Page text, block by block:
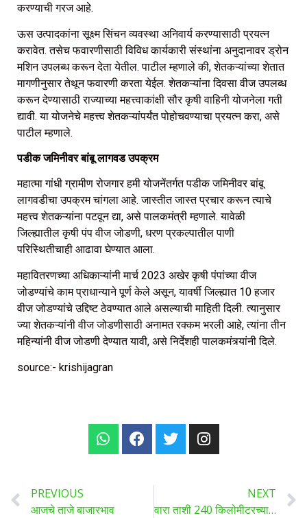
करण्याची गरज आहे.
ऊस उत्पादकांना सूक्ष्म सिंचन व्यवस्था अनिवार्य करण्यासाठी प्रयत्न
करावेत. तसेच फवारणीसाठी विविध कार्यकारी संस्थांना अनुदानावर ड्रोन
मशिन उपलब्ध करून देता येतील. पाटील म्हणाले की, शेतकऱ्यांच्या शेतात
मागणीनुसार तेथून फवारणी करता येईल. शेतकऱ्यांना दिवसा वीज उपलब्ध
करून देण्यासाठी राज्याच्या महत्त्वाकांक्षी सौर कृषी वाहिनी योजनेला गती
द्यावी. या योजनेचे महत्त्व शेतकऱ्यांपर्यंत पोहोचवण्याचा प्रयत्न करा, असे
पाटील म्हणाले.
पडीक जमिनीवर बांबू लागवड उपक्रम
महात्मा गांधी ग्रामीण रोजगार हमी योजनेंतर्गत पडीक जमिनीवर बांबू
लागवडीचा उपक्रम चांगला आहे. जास्तीत जास्त प्रचार करून त्याचे
महत्त्व शेतकऱ्यांना पटवून द्या, असे पालकमंत्री म्हणाले. यावेळी
जिल्ह्यातील कृषी पंप वीज जोडणी, धरण प्रकल्पातील पाणी
परिस्थितीचाही आढावा घेण्यात आला.
महावितरणच्या अधिकाऱ्यांनी मार्च 2023 अखेर कृषी पंपांच्या वीज
जोडण्यांचे काम प्राधान्याने पूर्ण केले असून, यावर्षी जिल्ह्यात 10 हजार
वीज जोडण्यांचे उद्दिष्ट ठेवण्यात आले असल्याची माहिती दिली. त्यानुसार
ज्या शेतकऱ्यांनी वीज जोडणीसाठी अनामत रक्कम भरली आहे, त्यांना तीन
महिन्यांनी वीज जोडणी देण्यात यावी, असे निर्देशही पालकमंत्र्यांनी दिले.
source:- krishijagran
PREVIOUS
आजचे ताजे बाजारभाव
NEXT
वारा ताशी 240 किलोमीटरच्या वेगाने वाहणार, 20 वर्षातील सर्वात मोठे वादळ ! मोचा चक्रीवादळ …